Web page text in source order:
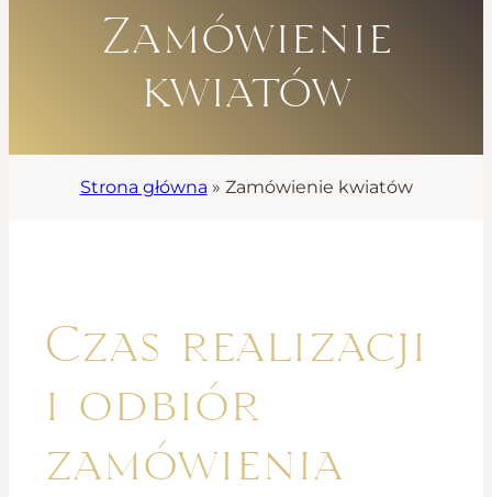
Zamówienie
kwiatów
Strona główna » Zamówienie kwiatów
Czas realizacji
i odbiór
zamówienia